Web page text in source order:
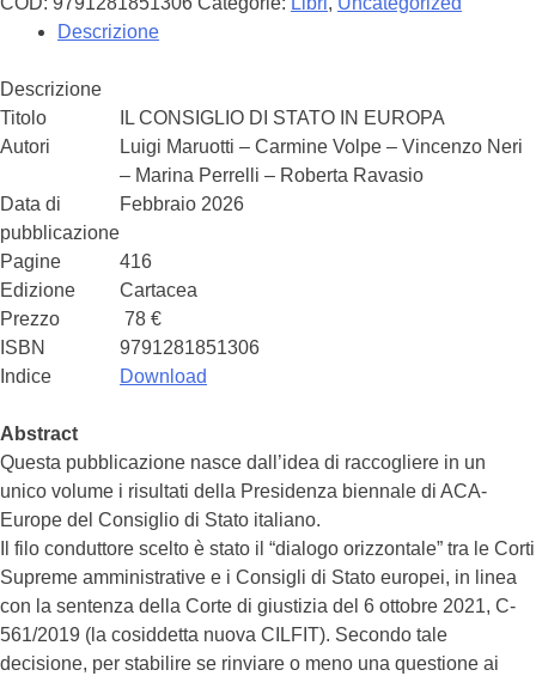
CONSIGLIO
DI
STATO
EUROPA
quantità
Descrizione
Descrizione
Titolo
IL CONSIGLIO DI STATO IN EUROPA
Autori
Luigi Maruotti – Carmine Volpe – Vincenzo Neri
– Marina Perrelli – Roberta Ravasio
Data di
pubblicazione
Febbraio 2026
Pagine
416
Edizione
Cartacea
Prezzo
78 €
ISBN
9791281851306
Indice
Download
Abstract
Questa pubblicazione nasce dall’idea di raccogliere in un
unico volume i risultati della Presidenza biennale di ACA-
Europe del Consiglio di Stato italiano.
Il filo conduttore scelto è stato il “dialogo orizzontale” tra le Corti
Supreme amministrative e i Consigli di Stato europei, in linea
con la sentenza della Corte di giustizia del 6 ottobre 2021, C-
561/2019 (la cosiddetta nuova CILFIT). Secondo tale
decisione, per stabilire se rinviare o meno una questione ai